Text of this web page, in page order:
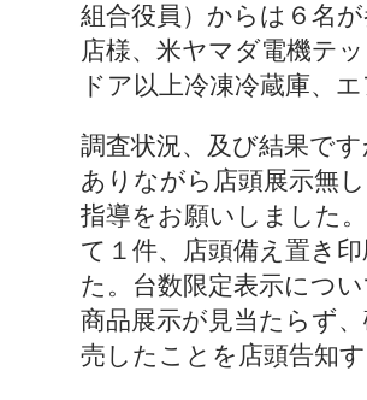
組合役員）からは６名
店様、米ヤマダ電機テ
ドア以上冷凍冷蔵庫、
調査状況、及び結果で
ありながら店頭展示無
指導をお願いしました
て１件、店頭備え置き
た。台数限定表示につ
商品展示が見当たらず
売したことを店頭告知